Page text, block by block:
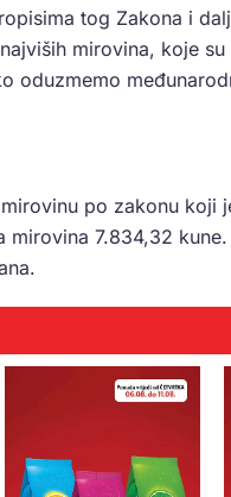
tog Zakona i
mirovina, koje
oduzmemo
po zakonu koji
7.834,32